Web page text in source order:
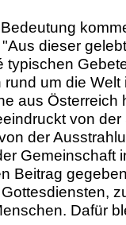
dieser
typischen
rund um die
aus Österreich
von
der
Gemeinschaft
Beitrag
Dafür